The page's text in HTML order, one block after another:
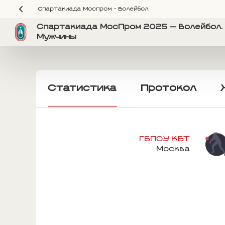
Спартакиада Моспром - Волейбол
Спартакиада МосПром 2025 — Волейбол.
Мужчины
Статистика Протокол
ГБПОУ КБТ
Москва